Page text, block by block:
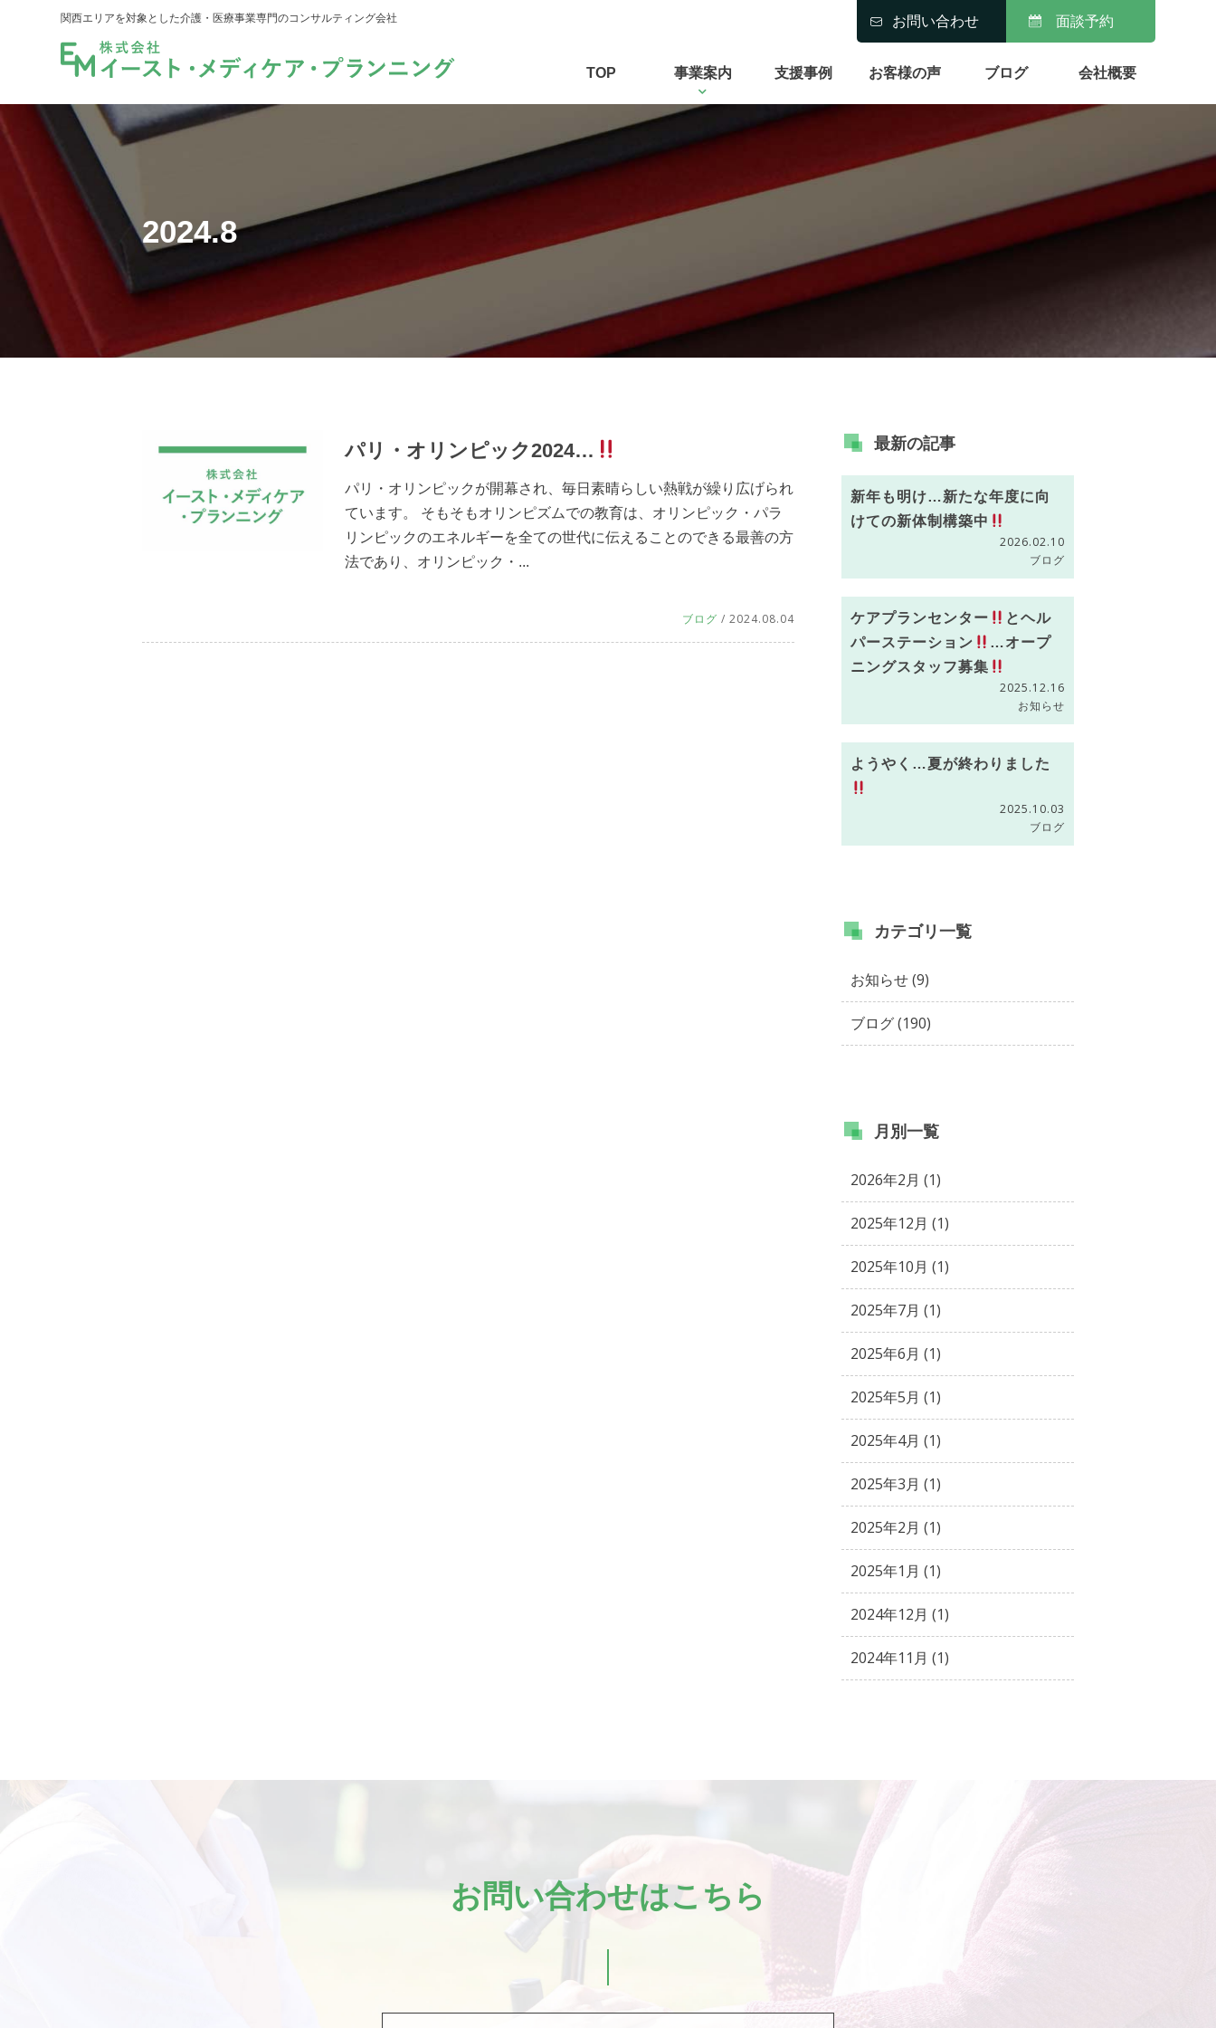
関西エリアを対象とした介護・医療事業専門のコンサルティング会社 お問い合わせ 面談予約
TOP 事業案内 支援事例 お客様の声 ブログ 会社概要
2024.8
パリ・オリンピック2024…
パリ・オリンピックが開幕され、毎日素晴らしい熱戦が繰り広げられ
ています。 そもそもオリンピズムでの教育は、オリンピック・パラ
リンピックのエネルギーを全ての世代に伝えることのできる最善の方
法であり、オリンピック・...
ブログ / 2024.08.04
最新の記事
新年も明け…新たな年度に向
けての新体制構築中
2026.02.10
ブログ
ケアプランセンター
とヘル
パーステーション
…オープ
ニングスタッフ募集
2025.12.16
お知らせ
ようやく…夏が終わりました
2025.10.03
ブログ
カテゴリ 一覧
お知らせ (9)
ブログ (190)
月別 一覧
2026年2月 (1)
2025年12月 (1)
2025年10月 (1)
2025年7月 (1)
2025年6月 (1)
2025年5月 (1)
2025年4月 (1)
2025年3月 (1)
2025年2月 (1)
2025年1月 (1)
2024年12月 (1)
2024年11月 (1)
お問い合わせはこちら